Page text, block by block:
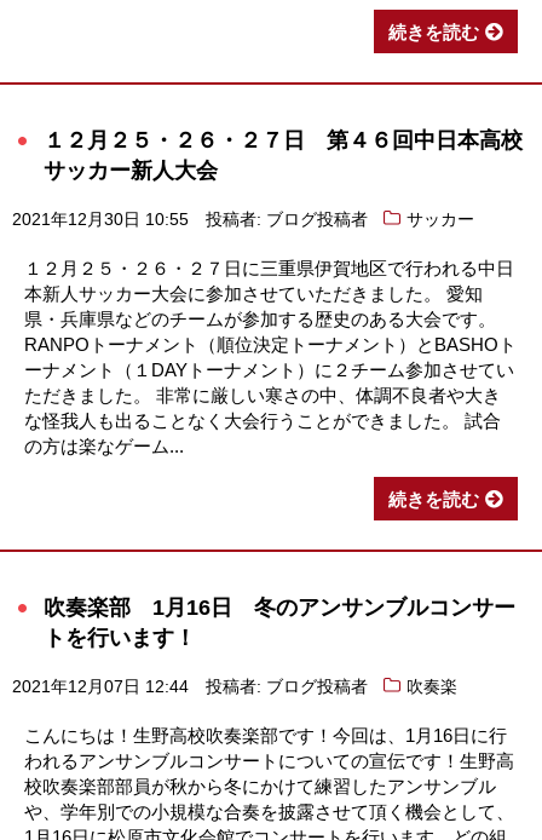
続きを読む
１２月２５・２６・２７日 第４６回中日本高校
サッカー新人大会
2021年12月30日 10:55 投稿者: ブログ投稿者 サッカー
１２月２５・２６・２７日に三重県伊賀地区で行われる中日
本新人サッカー大会に参加させていただきました。 愛知
県・兵庫県などのチームが参加する歴史のある大会です。
RANPOトーナメント（順位決定トーナメント）とBASHOト
ーナメント（１DAYトーナメント）に２チーム参加させてい
ただきました。 非常に厳しい寒さの中、体調不良者や大き
な怪我人も出ることなく大会行うことができました。 試合
の方は楽なゲーム...
続きを読む
吹奏楽部 1月16日 冬のアンサンブルコンサー
トを行います！
2021年12月07日 12:44 投稿者: ブログ投稿者 吹奏楽
こんにちは！生野高校吹奏楽部です！今回は、1月16日に行
われるアンサンブルコンサートについての宣伝です！生野高
校吹奏楽部部員が秋から冬にかけて練習したアンサンブル
や、学年別での小規模な合奏を披露させて頂く機会として、